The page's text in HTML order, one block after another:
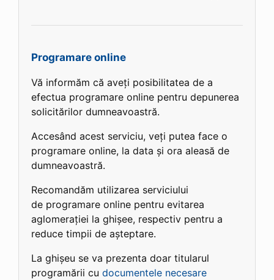
Programare online
Vă informăm că aveți posibilitatea de a
efectua programare online pentru depunerea
solicitărilor dumneavoastră.
Accesând acest serviciu, veți putea face o
programare online, la data și ora aleasă de
dumneavoastră.
Recomandăm utilizarea serviciului
de programare online pentru evitarea
aglomerației la ghișee, respectiv pentru a
reduce timpii de așteptare.
La ghișeu se va prezenta doar titularul
programării cu documentele necesare